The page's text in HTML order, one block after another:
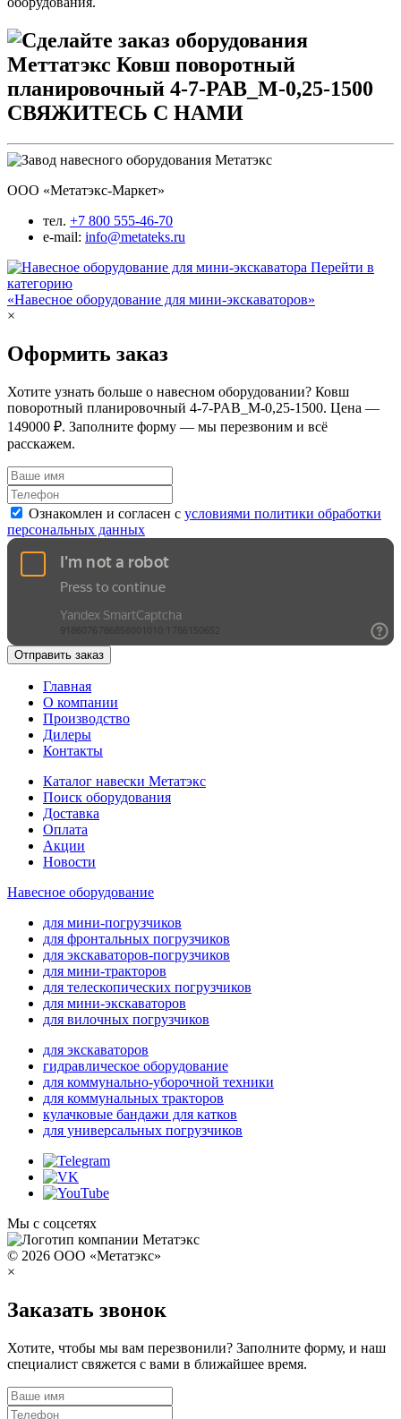
СВЯЖИТЕСЬ С НАМИ
ООО «Метатэкс-Маркет»
тел. +7 800 555-46-70
e-mail: info@metateks.ru
Перейти в
категорию
«Навесное оборудование для мини-экскаваторов»
×
Оформить заказ
Хотите узнать больше о навесном оборудовании? Ковш
поворотный планировочный 4-7-PAB_M-0,25-1500. Цена —
149000 ₽. Заполните форму — мы перезвоним и всё
расскажем.
Ознакомлен и согласен с условиями политики обработки
персональных данных
Отправить заказ
Главная
О компании
Производство
Дилеры
Контакты
Каталог навески Метатэкс
Поиск оборудования
Доставка
Оплата
Акции
Новости
Навесное оборудование
для мини-погрузчиков
для фронтальных погрузчиков
для экскаваторов-погрузчиков
для мини-тракторов
для телескопических погрузчиков
для мини-экскаваторов
для вилочных погрузчиков
для экскаваторов
гидравлическое оборудование
для коммунально-уборочной техники
для коммунальных тракторов
кулачковые бандажи для катков
для универсальных погрузчиков
Мы с соцсетях
© 2026 ООО «Метатэкс»
×
Заказать звонок
Хотите, чтобы мы вам перезвонили? Заполните форму, и наш
специалист свяжется с вами в ближайшее время.